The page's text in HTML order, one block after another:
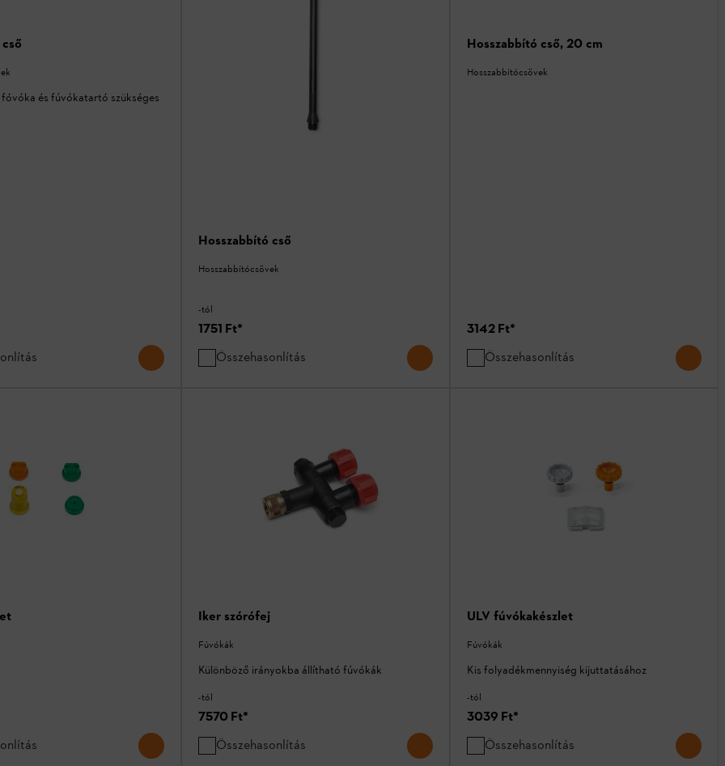
fóvóka és fúvókatartó szükséges
Hosszabbító cső
Hosszabbítócsövek
-tól
1751 Ft*
Összehasonlítás
Hosszabbító cső, 20 cm
Hosszabbítócsövek
3142 Ft*
Összehasonlítás
Iker szórófej
Fúvókák
Különböző irányokba állítható fúvókák
-tól
7570 Ft*
Összehasonlítás
ULV fúvókakészlet
Fúvókák
Kis folyadékmennyiség kijuttatásához
-tól
3039 Ft*
Összehasonlítás